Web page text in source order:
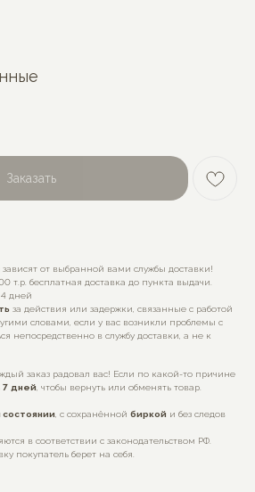
Заказать
зависят от выбранной вами службы доставки!
т.р. бесплатная доставка до пункта выдачи.
4 дней
за действия или задержки, связанные с работой
словами, если у вас возникли проблемы с
непосредственно в службу доставки, а не к
заказ радовал вас! Если по какой-то причине
7 дней , чтобы вернуть или обменять товар.
состоянии , с сохранённой биркой и без следов
в соответствии с законодательством РФ.
покупатель берет на себя.